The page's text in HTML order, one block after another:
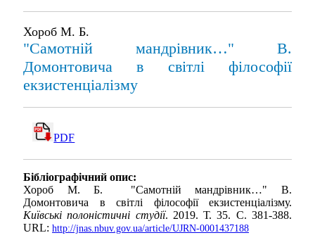
Хороб М. Б.
"Самотній мандрівник…" В.
Домонтовича в світлі філософії
екзистенціалізму
PDF
Бібліографічний опис:
Хороб М. Б. "Самотній мандрівник…" В.
Домонтовича в світлі філософії екзистенціалізму.
Київські полоністичні студії. 2019. Т. 35. С. 381-388.
URL: http://jnas.nbuv.gov.ua/article/UJRN-0001437188